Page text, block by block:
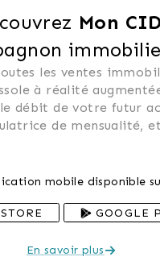
Mon
les ventes
à réalité
débit de votre futur
de mensualité,
mobile disponible
GOOGLE
En savoir plus